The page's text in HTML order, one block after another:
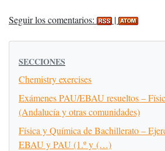
Seguir los comentarios: |
SECCIONES
Chemistry exercises
Exámenes PAU/EBAU resueltos –
(Andalucía y otras comunidades)
Física y Química de Bachillerato –
EBAU y PAU (1.º y (…)